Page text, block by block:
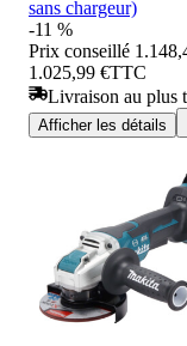
sans chargeur)
-11 %
Prix conseillé
1.025,99 €TTC
Livraison au plus
Afficher les détails